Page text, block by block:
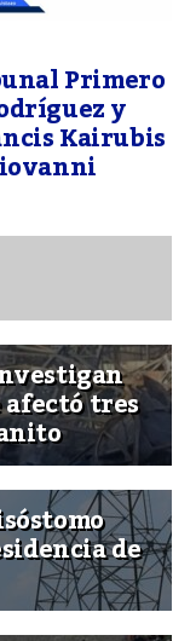
Primero
y
Kairubis
tres
de